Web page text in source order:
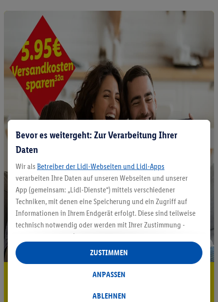
5.95 € Versand sparen³²ᵃ
Jetzt zum Newsletter anmelden
Bevor es weitergeht: Zur Verarbeitung Ihrer
Daten
Wir als Betreiber der Lidl-Webseiten und Lidl-Apps
verarbeiten Ihre Daten auf unseren Webseiten und unserer
App (gemeinsam: „Lidl-Dienste“) mittels verschiedener
Techniken, mit denen eine Speicherung und ein Zugriff auf
Informationen in Ihrem Endgerät erfolgt. Diese sind teilweise
technisch notwendig oder werden mit Ihrer Zustimmung -
auch durch Partner (u.a.
Verantwortliche; im Zusammenhang mit dem IAB TCF
insgesamt
Statistik-Erstellung oder für personalisierte Werbung
Datenverarbeitungen für personalisierte Werbung werden
ABLEHNEN
ANPASSEN
ZUSTIMMEN